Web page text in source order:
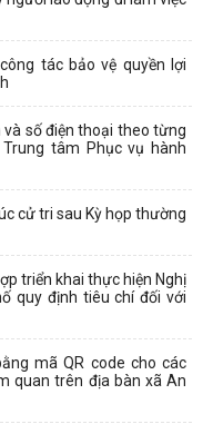
tác bảo vệ quyền lợi
và số điện thoại theo từng
tâm Phục vụ hành
cử tri sau Kỳ họp thường
triển khai thực hiện Nghị
quy định tiêu chí đối với
mã QR code cho các
quan trên địa bàn xã An